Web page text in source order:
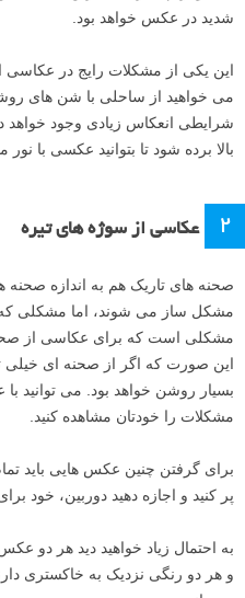
شدید در عکس خواهد بود.
این یکی از مشکلات رایج در
می خواهید از ساحلی با شن های
بالا برده شود تا بتوانید عکسی با نور
۲ عکاسی از سوژه های تیره
صحنه های تاریک هم به اندازه
مشکل ساز می شوند، اما مشکلی که
مشکلی است که برای عکاسی از
این صورت که اگر از صحنه ای
بسیار روشن خواهد بود. می توانید
مشکلات را خودتان مشاهده کنید.
برای گرفتن چنین عکس هایی باید
پر کنید و اجازه دهید دوربین، خود
به احتمال زیاد خواهید دید هر دو
و هر دو رنگی نزدیک به خاکستری